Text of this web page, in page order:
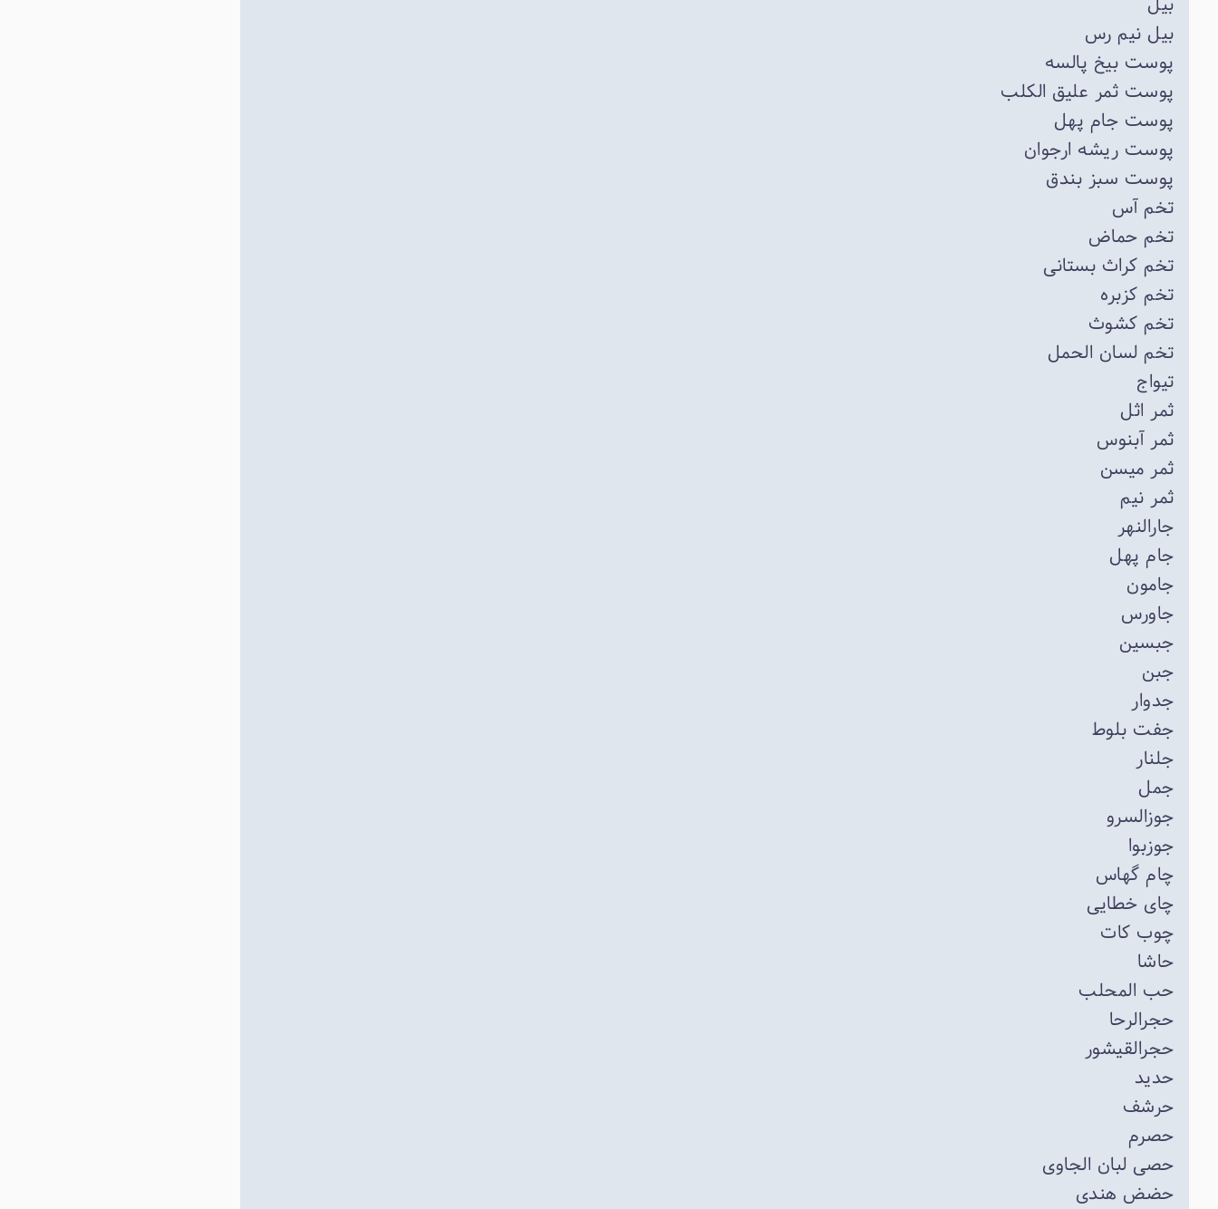
بیل نیم رس
پوست بیخ پالسه
پوست ثمر علیق الکلب
پوست جام پهل
پوست ریشه ارجوان
پوست سبز بندق
تخم آس
تخم حماض
تخم کراث بستانی
تخم کزبره
تخم کشوث
تخم لسان الحمل
تیواج
ثمر اثل
ثمر آبنوس
ثمر میسن
ثمر نیم
جارالنهر
جام پهل
جامون
جاورس
جبسین
جبن
جدوار
جفت بلوط
جلنار
جمل
جوزالسرو
جوزبوا
چام گهاس
چای خطایی
چوب کات
حاشا
حب المحلب
حجرالرحا
حجرالقیشور
حدید
حرشف
حصرم
حصی لبان الجاوی
حضض هندی